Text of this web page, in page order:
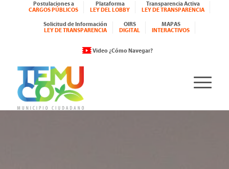
Postulaciones a
CARGOS PÚBLICOS
Plataforma
LEY DEL LOBBY
Transparencia Activa
LEY DE TRANSPARENCIA
Solicitud de Información
LEY DE TRANSPARENCIA
OIRS
DIGITAL
MAPAS
INTERACTIVOS
Video ¿Cómo Navegar?